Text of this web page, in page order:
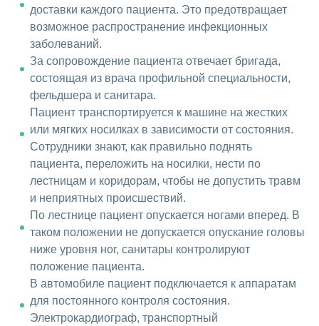
доставки каждого пациента. Это предотвращает
возможное распространение инфекционных
заболеваний.
За сопровождение пациента отвечает бригада,
состоящая из врача профильной специальности,
фельдшера и санитара.
Пациент транспортируется к машине на жестких
или мягких носилках в зависимости от состояния.
Сотрудники знают, как правильно поднять
пациента, переложить на носилки, нести по
лестницам и коридорам, чтобы не допустить травм
и неприятных происшествий.
По лестнице пациент опускается ногами вперед. В
таком положении не допускается опускание головы
ниже уровня ног, санитары контролируют
положение пациента.
В автомобиле пациент подключается к аппаратам
для постоянного контроля состояния.
Электрокардиограф, транспортный